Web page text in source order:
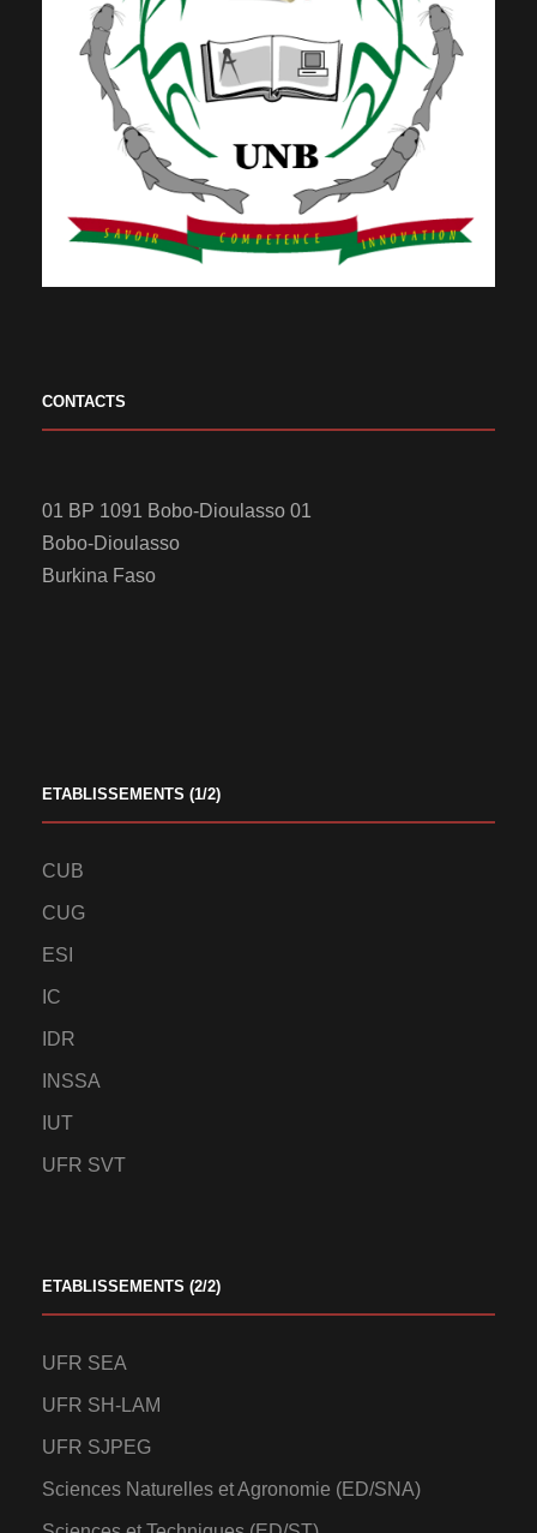
CONTACTS
01 BP 1091 Bobo-Dioulasso 01
Bobo-Dioulasso
Burkina Faso
ETABLISSEMENTS (1/2)
CUB
CUG
ESI
IC
IDR
INSSA
IUT
UFR SVT
ETABLISSEMENTS (2/2)
UFR SEA
UFR SH-LAM
UFR SJPEG
Sciences Naturelles et Agronomie (ED/SNA)